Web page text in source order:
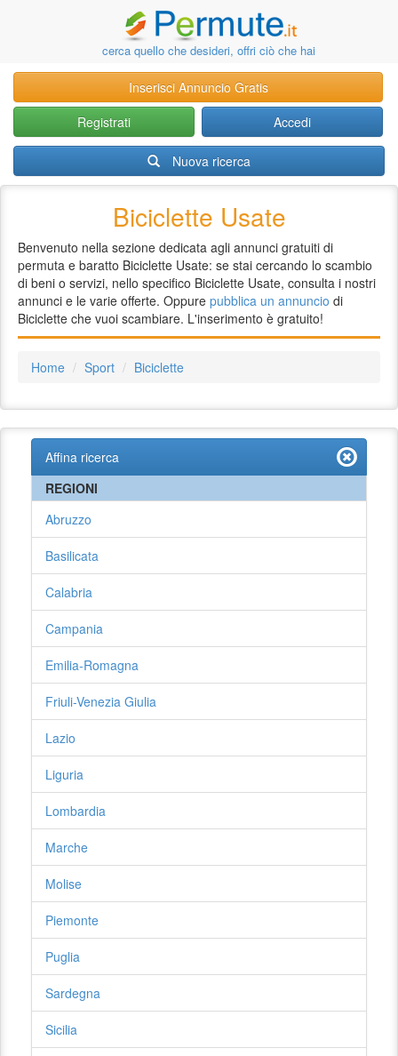
cerca quello che desideri, offri ciò che hai
Inserisci Annuncio Gratis
Registrati
Accedi
Nuova ricerca
Biciclette Usate
Benvenuto nella sezione dedicata agli annunci gratuiti di
permuta e baratto Biciclette Usate: se stai cercando lo scambio
di beni o servizi, nello specifico Biciclette Usate, consulta i nostri
annunci e le varie offerte. Oppure pubblica un annuncio di
Biciclette che vuoi scambiare. L'inserimento è gratuito!
Home Sport Biciclette
Affina ricerca
REGIONI
Abruzzo
Basilicata
Calabria
Campania
Emilia-Romagna
Friuli-Venezia Giulia
Lazio
Liguria
Lombardia
Marche
Molise
Piemonte
Puglia
Sardegna
Sicilia